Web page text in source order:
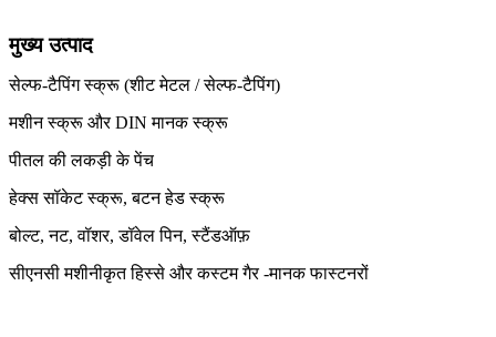
मुख्य उत्पाद
सेल्फ-टैपिंग स्क्रू (शीट मेटल / सेल्फ-टैपिंग)
मशीन स्क्रू और DIN मानक स्क्रू
पीतल की लकड़ी के पेंच
हेक्स सॉकेट स्क्रू, बटन हेड स्क्रू
बोल्ट, नट, वॉशर, डॉवेल पिन, स्टैंडऑफ़
सीएनसी मशीनीकृत हिस्से और कस्टम गैर -मानक फास्टनरों